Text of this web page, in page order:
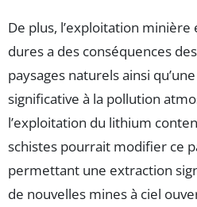
De plus, l’exploitation
dures a des conséquences
paysages naturels ainsi
significative à la pollution
l’exploitation du lithium
schistes pourrait modifier ce
permettant une extraction
de nouvelles mines à ciel